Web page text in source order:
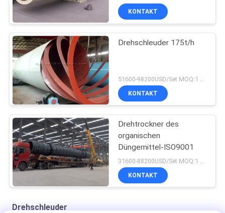
KONTAKT
Drehschleuder 175t/h
51600-98200USD/Set MOQ:1 Satz
KONTAKT
Drehtrockner des
organischen
Düngemittel-ISO9001
31600-88200USD/Set MOQ:1 Satz
KONTAKT
Drehschleuder